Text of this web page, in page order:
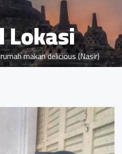
rumah makan delicious (Nasir)